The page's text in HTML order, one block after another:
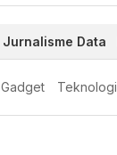
Jurnalisme Data
Gadget Teknologi